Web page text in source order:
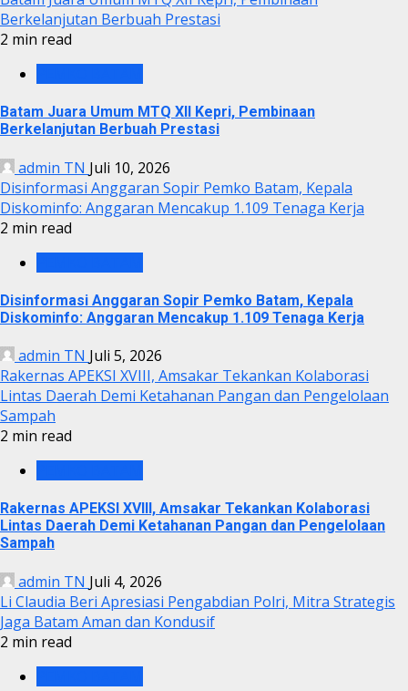
Berkelanjutan Berbuah Prestasi
2 min read
Batam Juara Umum MTQ XII Kepri, Pembinaan
Berkelanjutan Berbuah Prestasi
admin TN Juli 10, 2026
Disinformasi Anggaran Sopir Pemko Batam, Kepala
Diskominfo: Anggaran Mencakup 1.109 Tenaga Kerja
2 min read
Disinformasi Anggaran Sopir Pemko Batam, Kepala
Diskominfo: Anggaran Mencakup 1.109 Tenaga Kerja
admin TN Juli 5, 2026
Rakernas APEKSI XVIII, Amsakar Tekankan Kolaborasi
Lintas Daerah Demi Ketahanan Pangan dan Pengelolaan
Sampah
2 min read
Rakernas APEKSI XVIII, Amsakar Tekankan Kolaborasi
Lintas Daerah Demi Ketahanan Pangan dan Pengelolaan
Sampah
admin TN Juli 4, 2026
Li Claudia Beri Apresiasi Pengabdian Polri, Mitra Strategis
Jaga Batam Aman dan Kondusif
2 min read